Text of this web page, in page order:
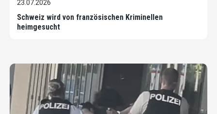
23.07.2026
Schweiz wird von französischen Kriminellen
heimgesucht